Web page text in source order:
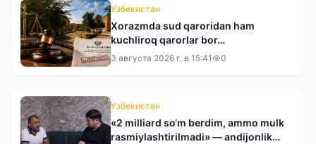
Узбекистан
Xorazmda sud qaroridan ham
kuchliroq qarorlar bor…
3 августа 2026 г. в 15:41 0
Узбекистан
«2 milliard so‘m berdim, ammo mulk
rasmiylashtirilmadi» — andijonlik